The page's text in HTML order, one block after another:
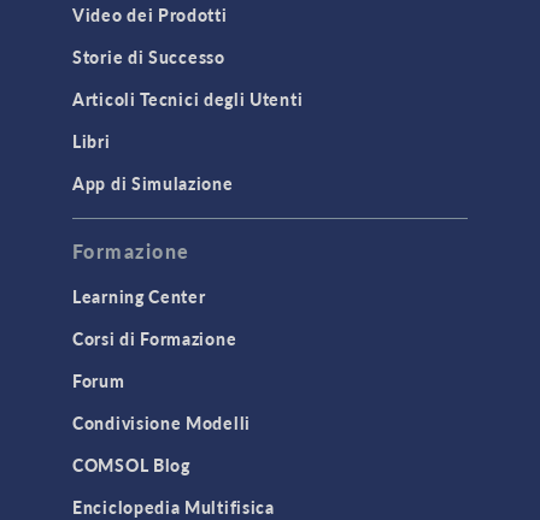
Video dei Prodotti
Storie di Successo
Articoli Tecnici degli Utenti
Libri
App di Simulazione
Formazione
Learning Center
Corsi di Formazione
Forum
Condivisione Modelli
COMSOL Blog
Enciclopedia Multifisica